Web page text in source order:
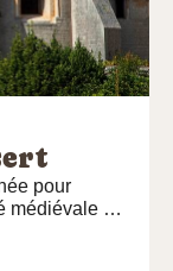
pour
qui
de